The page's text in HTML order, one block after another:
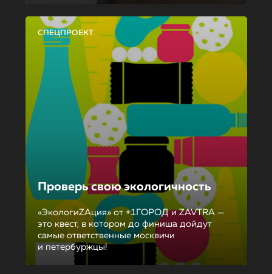
СПЕЦПРОЕКТ
Проверь свою экологичность
«ЭкологиZAция» от +1ГОРОД и ZAVTRA —
это квест, в котором до финиша дойдут
самые ответственные москвичи
и петербуржцы!